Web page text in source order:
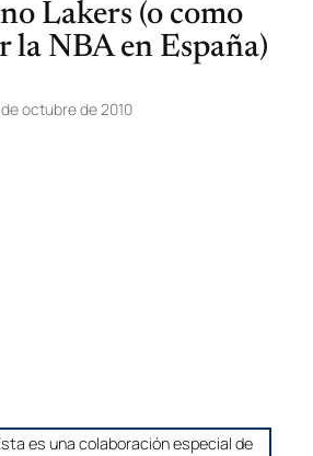
Lakers (o como
la NBA en España)
de octubre de 2010
es una colaboración especial de